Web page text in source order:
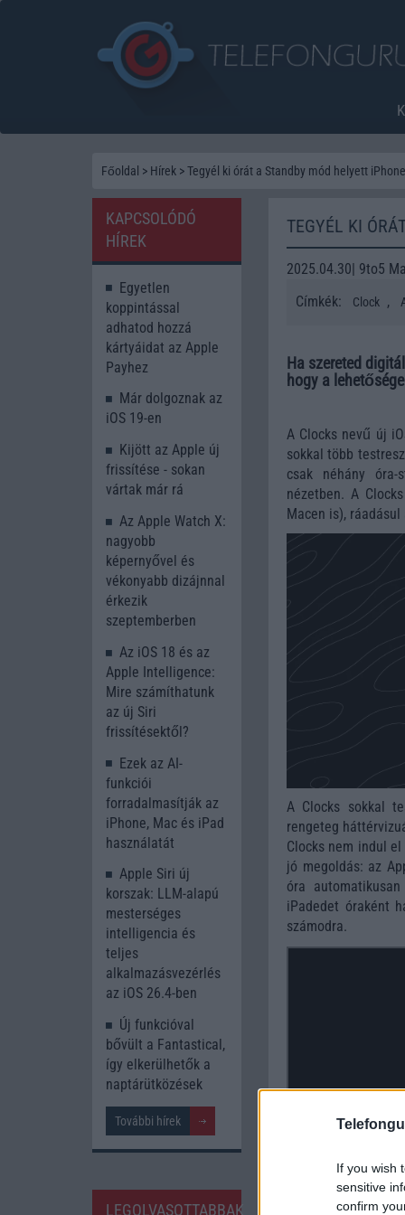
If you wish
sensitive
confirm
Főoldal > Hírek >Tegyél ki órát a Standby mód helyett
TEGYÉL KI
2025.04.30| 9to5
Címkék:
Clock ,
Ha szereted
hogy a
A Clocks nevű új
sokkal több
csak néhány
nézetben. A
Macen is),
A Clocks sokkal
rengeteg
Clocks nem indul
jó megoldás: az
óra
iPadedet óraként
számodra.
KAPCSOLÓDÓ
HÍREK
Egyetlen
koppintással
adhatod hozzá
kártyáidat az Apple
Payhez
Már dolgoznak az
iOS 19-en
Kijött az Apple új
frissítése - sokan
vártak már rá
Az Apple Watch X:
nagyobb
képernyővel és
vékonyabb dizájnnal
érkezik
szeptemberben
Az iOS 18 és az
Apple Intelligence:
Mire számíthatunk
az új Siri
frissítésektől?
Ezek az AI-
funkciói
forradalmasítják az
iPhone, Mac és iPad
használatát
Apple Siri új
korszak: LLM-alapú
mesterséges
intelligencia és
teljes
alkalmazásvezérlés
az iOS 26.4-ben
Új funkcióval
bővült a Fantastical,
így elkerülhetők a
naptárütközések
További hírek
LEGOLVASOTTABBAK